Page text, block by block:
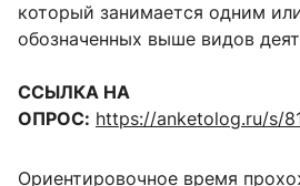
который занимается одним
обозначенных выше видов
ССЫЛКА НА
ОПРОС: https://anketolog.ru/s/
Ориентировочное время